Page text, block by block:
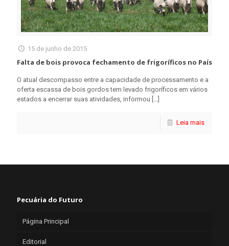
15 de junho de 2015
Falta de bois provoca fechamento de frigoríficos no País
O atual descompasso entre a capacidade de processamento e a
oferta escassa de bois gordos tem levado frigoríficos em vários
estados a encerrar suas atividades, informou […]
Leia mais
Pecuária do Futuro
Página Principal
Editorial